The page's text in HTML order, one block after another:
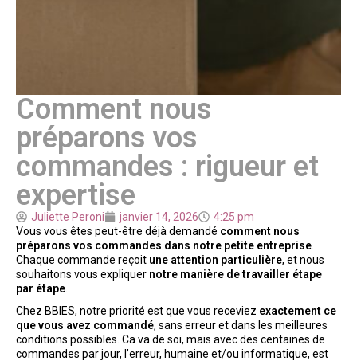
Comment nous
préparons vos
commandes : rigueur et
expertise
Juliette Peroni janvier 14, 2026
4:25 pm
Vous vous êtes peut-être déjà demandé comment nous
préparons vos commandes dans notre petite entreprise
Chaque commande reçoit une attention particulière, et nous
souhaitons vous expliquer notre manière de travailler étape
par étape
Chez BBIES, notre priorité est que vous receviez exactement ce
que vous avez commandé, sans erreur et dans les meilleures
conditions possibles. Ca va de soi, mais avec des centaines de
commandes par jour, l’erreur, humaine et/ou informatique, est